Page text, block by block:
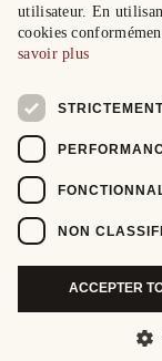
utilisateur. En
cookies
savoir plus
NON
ACCEPTER